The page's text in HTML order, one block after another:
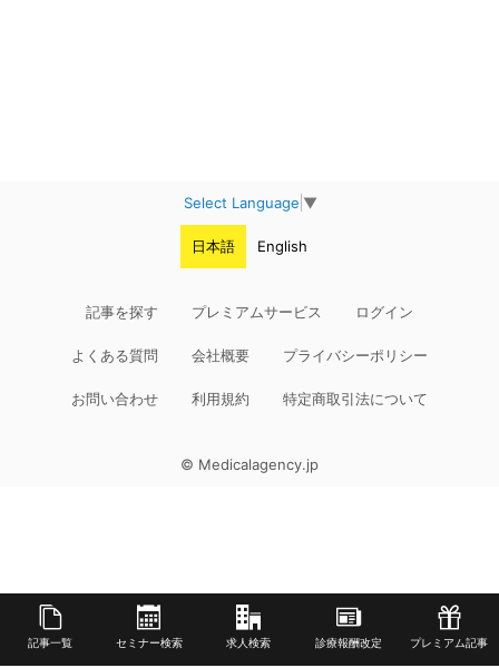
記事一覧 セミナー検索 求人検索 診療報酬改定 プレミアム記事
Select Language ▼
日本語 English
記事を探す プレミアムサービス ログイン
よくある質問 会社概要 プライバシーポリシー
お問い合わせ 利用規約 特定商取引法について
© Medicalagency.jp